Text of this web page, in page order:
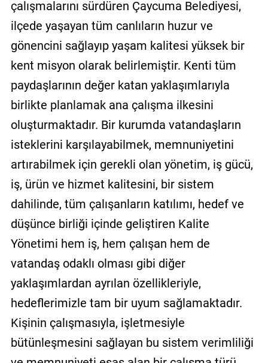
çalışmalarını sürdüren Çaycuma Belediyesi,
ilçede yaşayan tüm canlıların huzur ve
gönencini sağlayıp yaşam kalitesi yüksek bir
kent misyon olarak belirlemiştir. Kenti tüm
paydaşlarının değer katan yaklaşımlarıyla
birlikte planlamak ana çalışma ilkesini
oluşturmaktadır. Bir kurumda vatandaşların
isteklerini karşılayabilmek, memnuniyetini
artırabilmek için gerekli olan yönetim, iş gücü,
iş, ürün ve hizmet kalitesini, bir sistem
dahilinde, tüm çalışanların katılımı, hedef ve
düşünce birliği içinde geliştiren Kalite
Yönetimi hem iş, hem çalışan hem de
vatandaş odaklı olması gibi diğer
yaklaşımlardan ayrılan özellikleriyle,
hedeflerimizle tam bir uyum sağlamaktadır.
Kişinin çalışmasıyla, işletmesiyle
bütünleşmesini sağlayan bu sistem verimliliği